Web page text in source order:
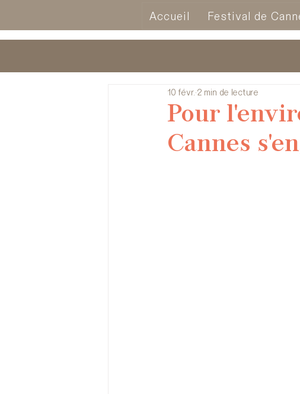
Accueil Festival de
Pour
Cannes
10 févr. 2 min de lecture